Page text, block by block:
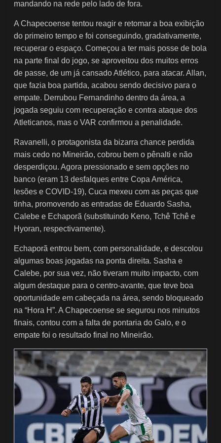
mandando na rede pelo lado de fora.
A Chapecoense tentou reagir e retomar a boa exibição
do primeiro tempo e foi conseguindo, gradativamente,
recuperar o espaço. Começou a ter mais posse de bola
na parte final do jogo, se aproveitou dos muitos erros
de passe, de um já cansado Atlético, para atacar. Allan,
que fazia boa partida, acabou sendo decisivo para o
empate. Derrubou Fernandinho dentro da área, a
jogada seguiu com recuperação e contra ataque dos
Atleticanos, mas o VAR confirmou a penalidade.
Ravanelli, o protagonista da bizarra chance perdida
mais cedo no Mineirão, cobrou bem o pênalti e não
desperdiçou. Agora pressionado e sem opções no
banco (eram 13 desfalques entre Copa América,
lesões e COVID-19), Cuca mexeu com as peças que
tinha, promovendo as entradas de Eduardo Sasha,
Calebe e Echaporã (substituindo Keno, Tchê Tchê e
Hyoran, respectivamente).
Echaporã entrou bem, com personalidade, e descolou
algumas boas jogadas na ponta direita. Sasha e
Calebe, por sua vez, não tiveram muito impacto, com
algum destaque para o centro-avante, que teve boa
oportunidade em cabeçada na área, sendo bloqueado
na “Hora H”. A Chapecoense se segurou nos minutos
finais, contou com a falta de pontaria do Galo, e o
empate foi o resultado final no Mineirão.